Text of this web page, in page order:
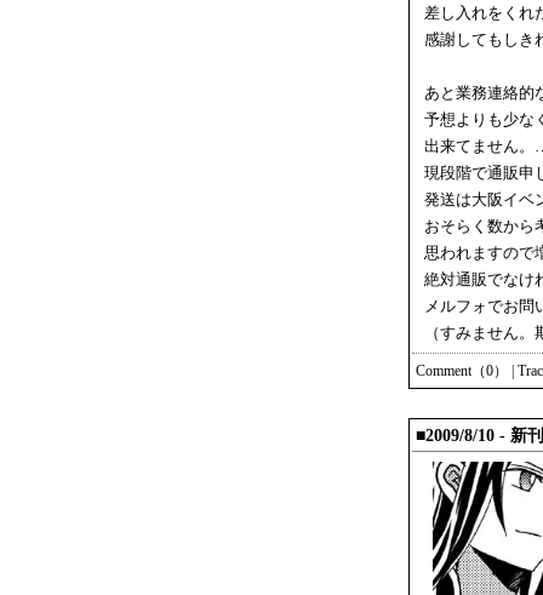
差し入れをくれ
感謝してもしき
あと業務連絡的
予想よりも少な
出来てません
現段階で通販申
発送は大阪イベ
おそらく数から
思われますので
絶対通販でなけ
メルフォでお問
（すみません
Comment（0）
■2009/8/10 - 新